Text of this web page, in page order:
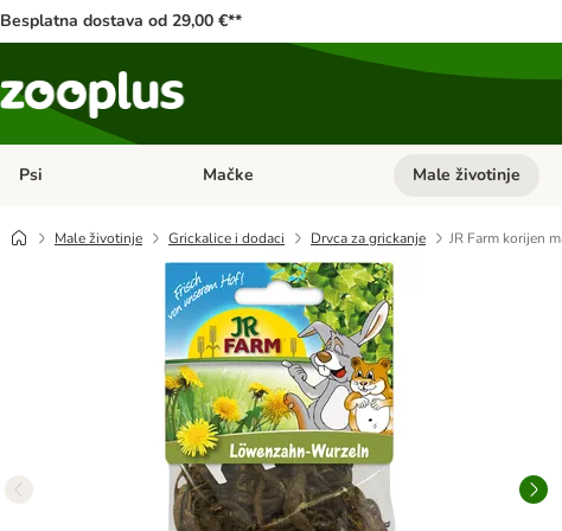
Besplatna dostava od 29,00 €**
Psi Pregled kategorija: Psi
Mačke Pregled kategorija:
Male životinje
Male životinje Grickalice i dodaci Drvca za grickanje JR Farm korijen